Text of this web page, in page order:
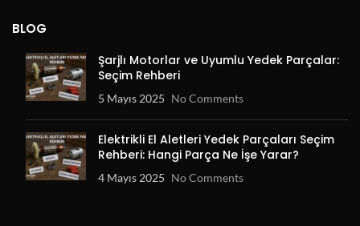
BLOG
Şarjlı Motorlar ve Uyumlu Yedek Parçalar:
Seçim Rehberi
5 Mayıs 2025 No Comments
Elektrikli El Aletleri Yedek Parçaları Seçim
Rehberi: Hangi Parça Ne İşe Yarar?
4 Mayıs 2025 No Comments